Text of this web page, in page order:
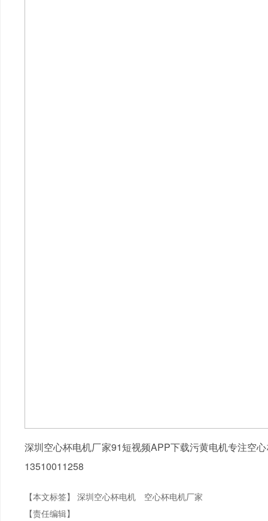
深圳空心杯电机厂家91短视频APP下载污黄电机专注空
13510011258
【本文标签】 深圳空心杯电机
空心杯电机厂家
【责任编辑】